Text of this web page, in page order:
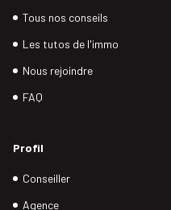
Tous nos conseils
Les tutos de l'immo
Nous rejoindre
FAQ
Profil
Conseiller
Agence